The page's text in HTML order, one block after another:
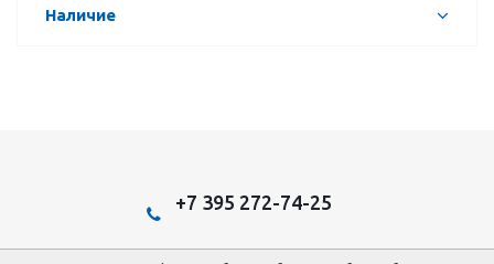
Наличие
+7 395 272-74-25